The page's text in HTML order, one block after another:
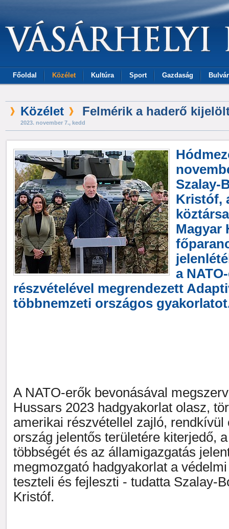
Főoldal Közélet Kultúra Sport Gazdaság Bulvár
Közélet Felmérik a haderő
2023. november 7., kedd
Szalay-
Kristóf,
Magyar
a
részvételével megrendezett
többnemzeti országos
A NATO-erők bevonásával
Hussars 2023 hadgyakorlat olasz,
amerikai részvétellel zajló, rendkívül
ország jelentős területére kiterjedő,
többségét és az államigazgatás
megmozgató hadgyakorlat a
teszteli és fejleszti - tudatta Szalay-
Kristóf.